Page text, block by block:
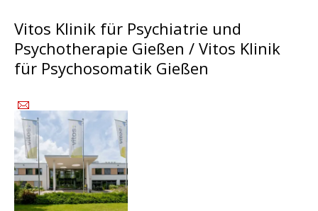
Vitos Klinik für Psychiatrie und
Psychotherapie Gießen / Vitos Klinik
für Psychosomatik Gießen